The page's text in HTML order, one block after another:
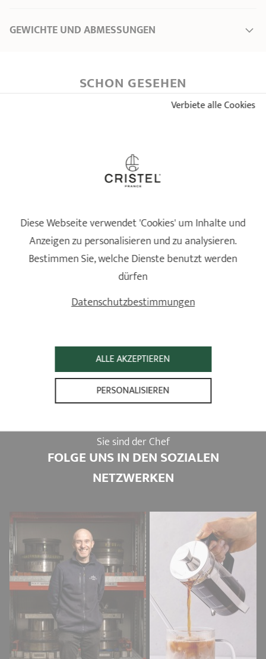
GEWICHTE UND ABMESSUNGEN
SCHON GESEHEN
Dampfgarer aus Glas
Ø 20 - 24 cm
57,90 €
Sie sind der Chef
FOLGE UNS IN DEN SOZIALEN
NETZWERKEN
Diese Webseite verwendet 'Cookies' um Inhalte und
Anzeigen zu personalisieren und zu analysieren.
Bestimmen Sie, welche Dienste benutzt werden
dürfen
ALLE AKZEPTIEREN
Verbiete alle Cookies
PERSONALISIEREN
Datenschutzbestimmungen